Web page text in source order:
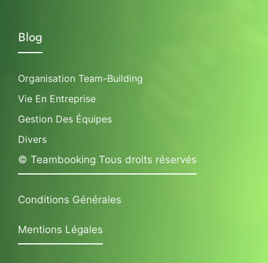
Blog
Organisation Team-Building
Vie En Entreprise
Gestion Des Équipes
Divers
© Teambooking Tous droits réservés
Conditions Générales
Mentions Légales